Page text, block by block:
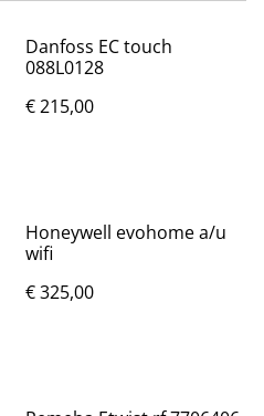
Danfoss EC touch
088L0128
€ 215,00
Honeywell evohome a/u
wifi
€ 325,00